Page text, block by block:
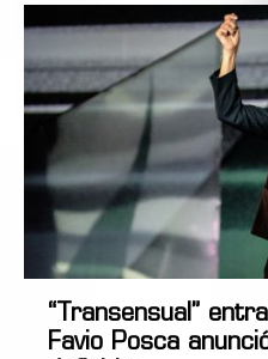
“Transensual”
Favio Posca